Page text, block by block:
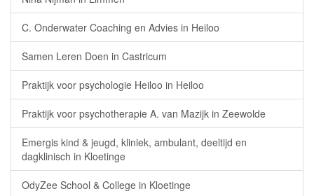
C. Onderwater Coaching en Advies in Heiloo
Samen Leren Doen in Castricum
Praktijk voor psychologie Heiloo in Heiloo
Praktijk voor psychotherapie A. van Mazijk in Zeewolde
Emergis kind & jeugd, kliniek, ambulant, deeltijd en
dagklinisch in Kloetinge
OdyZee School & College in Kloetinge